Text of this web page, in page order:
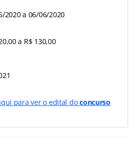
2020 a 06/06/2020
a R$ 130,00
para ver o edital doconcurso